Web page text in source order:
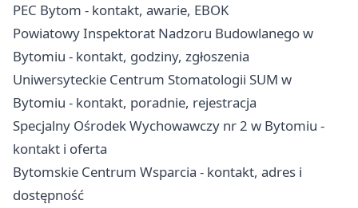
PEC Bytom - kontakt, awarie, EBOK
Powiatowy Inspektorat Nadzoru Budowlanego w
Bytomiu - kontakt, godziny, zgłoszenia
Uniwersyteckie Centrum Stomatologii SUM w
Bytomiu - kontakt, poradnie, rejestracja
Specjalny Ośrodek Wychowawczy nr 2 w Bytomiu -
kontakt i oferta
Bytomskie Centrum Wsparcia - kontakt, adres i
dostępność